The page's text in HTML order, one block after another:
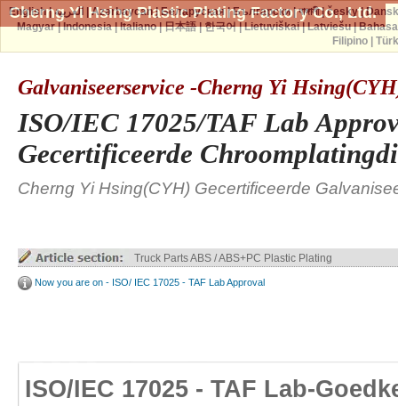
Cherng Yi Hsing Plastic Plating Factory Co., Ltd.
Galvaniseerservice -Cherng Yi
ISO/IEC 17025/TAF Lab
Gecertificeerde
Cherng Yi Hsing(CYH) Gecertificeerde
Truck Parts ABS / ABS+PC Plastic Plating
Now you are on - ISO/ IEC 17025 - TAF Lab Approval
ISO/IEC 17025 - TAF Lab-
English|العربية |Azərbaycan|Беларуская|Български|বাঙ্গালী|česky|
Magyar|Indonesia|Italiano|日本語|한국어|Lietuviškai|Latviešu|
Filipino|